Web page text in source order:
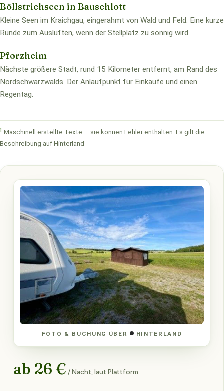
Böllstrichseen in Bauschlott
Kleine Seen im Kraichgau, eingerahmt von Wald und Feld. Eine kurze
Runde zum Auslüften, wenn der Stellplatz zu sonnig wird.
Pforzheim
Nächste größere Stadt, rund 15 Kilometer entfernt, am Rand des
Nordschwarzwalds. Der Anlaufpunkt für Einkäufe und einen
Regentag.
1
Maschinell erstellte Texte — sie können Fehler enthalten. Es gilt die
Beschreibung auf Hinterland
FOTO & BUCHUNG ÜBER HINTERLAND
ab 26 € / Nacht, laut Plattform